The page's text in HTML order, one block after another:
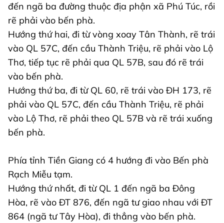
đến ngã ba đường thuộc địa phận xã Phú Túc, rồi
rẽ phải vào bến phà.
Hướng thứ hai, đi từ vòng xoay Tân Thành, rẽ trái
vào QL 57C, đến cầu Thành Triệu, rẽ phải vào Lộ
Thơ, tiếp tục rẽ phải qua QL 57B, sau đó rẽ trái
vào bến phà.
Hướng thứ ba, đi từ QL 60, rẽ trái vào ĐH 173, rẽ
phải vào QL 57C, đến cầu Thành Triệu, rẽ phải
vào Lộ Thơ, rẽ phải theo QL 57B và rẽ trái xuống
bến phà.
Phía tỉnh Tiền Giang có 4 hướng đi vào Bến phà
Rạch Miễu tạm.
Hướng thứ nhất, đi từ QL 1 đến ngã ba Đông
Hòa, rẽ vào ĐT 876, đến ngã tư giao nhau với ĐT
864 (ngã tư Tây Hòa), đi thẳng vào bến phà.